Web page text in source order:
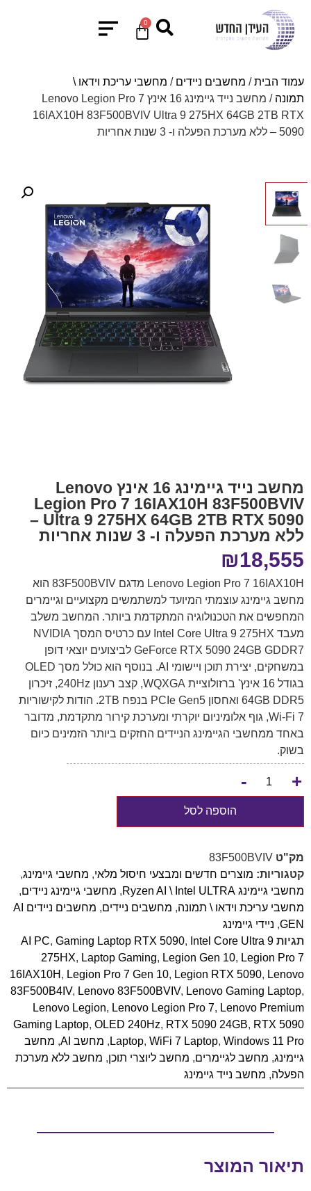
0
עמוד הבית/ מחשבים ניידים / מחשבי עריכת וידאו \
תמונה
/ מחשב נייד גיימינג 16 אינץ Lenovo Legion Pro 7
16IAX10H 83F500BVIV Ultra 9 275HX 64GB 2TB RTX
5090 – ללא מערכת הפעלה ו- 3 שנות אחריות
מחשב נייד גיימינג 16 אינץ Lenovo
Legion Pro 7 16IAX10H 83F500BVIV
Ultra 9 275HX 64GB 2TB RTX 5090 –
ללא מערכת הפעלה ו- 3 שנות אחריות
₪18,555
Lenovo Legion Pro 7 16IAX10H מדגם 83F500BVIV הוא
מחשב גיימינג עוצמתי המיועד למשתמשים מקצועיים וגיימרים
המחפשים את הטכנולוגיה המתקדמת ביותר. המחשב משלב
מעבד Intel Core Ultra 9 275HX עם כרטיס המסך NVIDIA
GeForce RTX 5090 24GB GDDR7 לביצועים יוצאי דופן
במשחקים, יצירת תוכן ויישומי AI. בנוסף הוא כולל מסך OLED
בגודל 16 אינץ' ברזולוציית WQXGA, קצב רענון 240Hz, זיכרון
64GB DDR5 ואחסון PCIe Gen5 בנפח 2TB. הודות לקישוריות
Wi-Fi 7, גוף אלומיניום יוקרתי ומערכת קירור מתקדמת, מדובר
באחד ממחשבי הגיימינג הניידים החזקים ביותר הזמינים כיום
בשוק.
+
-
הוספה לסל
מק"ט 83F500BVIV
קטגוריות: מוצרים חדשים ומבצעי חיסול מלאי, מחשבי גיימינג,
מחשבי גיימינג Ryzen AI \ Intel ULTRA
, מחשבי גיימינג ניידים,
מחשבי עריכת וידאו \ תמונה, מחשבים ניידים,
מחשבים ניידים AI
GEN
, ניידי גיימינג
תגיות
AI PC, Gaming Laptop RTX 5090, Intel Core Ultra 9
275HX, Laptop Gaming, Legion Gen 10, Legion Pro 7
16IAX10H , Legion Pro 7 Gen 10, Legion RTX 5090, Lenovo
83F500B4IV, Lenovo 83F500BVIV, Lenovo Gaming Laptop,
Lenovo Legion, Lenovo Legion Pro 7, Lenovo Premium
Gaming Laptop, OLED 240Hz, RTX 5090 24GB, RTX 5090
Laptop, WiFi 7 Laptop, Windows 11 Pro
, מחשב AI , מחשב
גיימינג, מחשב לגיימרים, מחשב ליוצרי תוכן, מחשב ללא מערכת
הפעלה, מחשב נייד גיימינג
תיאור המוצר